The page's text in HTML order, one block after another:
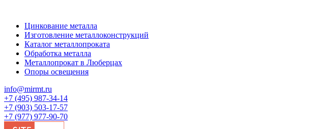
Цинкование металла
Изготовление металлоконструкций
Каталог металлопроката
Обработка металла
Металлопрокат в Люберцах
Опоры освещения
info@mirmt.ru
+7 (495) 987-34-14
+7 (903) 503-17-57
+7 (977) 977-90-70